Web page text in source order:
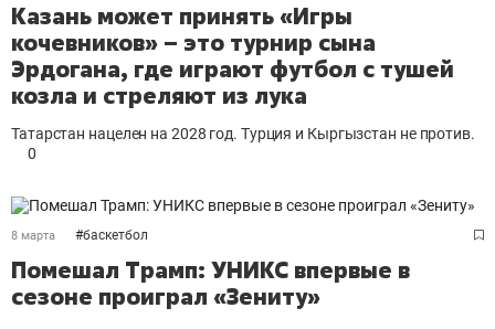
Казань может принять «Игры
кочевников» – это турнир сына
Эрдогана, где играют футбол с тушей
козла и стреляют из лука
Татарстан нацелен на 2028 год. Турция и Кыргызстан не против.
0
8 марта #баскетбол
Помешал Трамп: УНИКС впервые в
сезоне проиграл «Зениту»